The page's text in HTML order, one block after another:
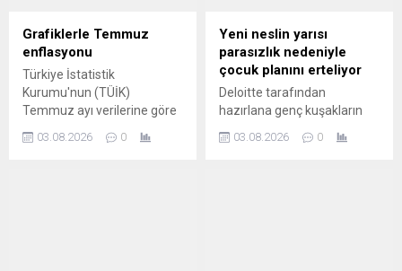
Grafiklerle Temmuz
enflasyonu
Türkiye İstatistik
Kurumu'nun (TÜİK)
Temmuz ayı verilerine göre
çıktı. Haziran ayında aylık
03.08.2026 0
Yeni neslin yarısı
parasızlık nedeniyle
çocuk planını erteliyor
Deloitte tarafından
hazırlana genç kuşakların
yaşanan değişimleri ortaya
03.08.2026 0